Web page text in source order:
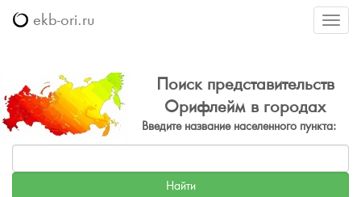
Меню
ekb-ori.ru
Поиск представительств
Орифлейм в городах
Введите название населенного пункта: